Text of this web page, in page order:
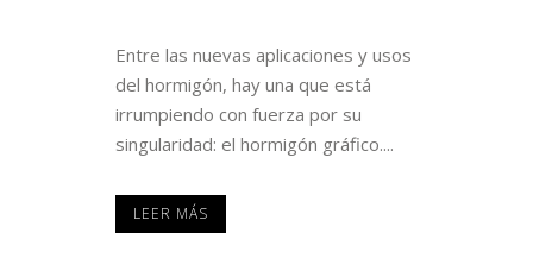
Entre las nuevas aplicaciones y usos
del hormigón, hay una que está
irrumpiendo con fuerza por su
singularidad: el hormigón gráfico....
LEER MÁS